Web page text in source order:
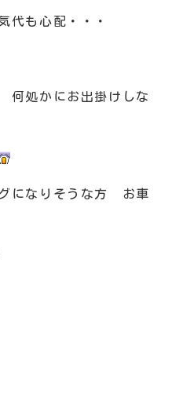
代も心配・・・
何処かにお出掛けしな
になりそうな方 お車